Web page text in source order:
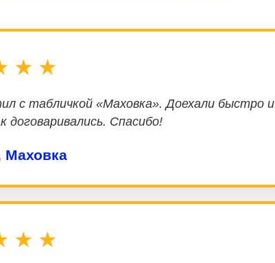
с табличкой «Маховка». Доехали быстро и
Спасибо!